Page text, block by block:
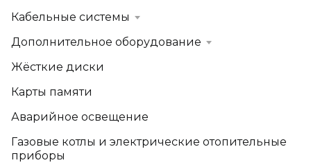
Кабельные системы
Дополнительное оборудование
Жёсткие диски
Карты памяти
Аварийное освещение
Газовые котлы и электрические отопительные
приборы